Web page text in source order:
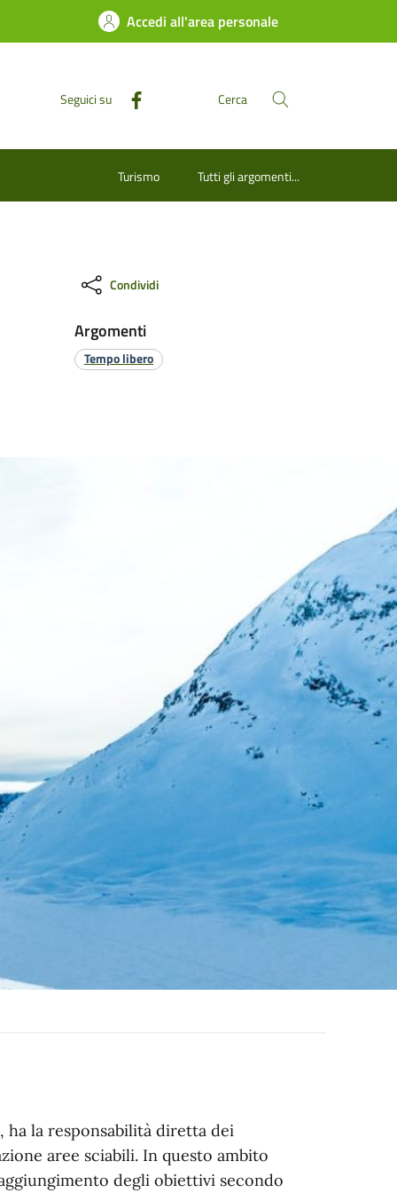
Accedi all'area personale
Seguici su Cerca
Turismo Tutti gli argomenti...
Condividi
Argomenti
Tempo libero
ha la responsabilità diretta dei
aree sciabili. In questo ambito
degli obiettivi secondo